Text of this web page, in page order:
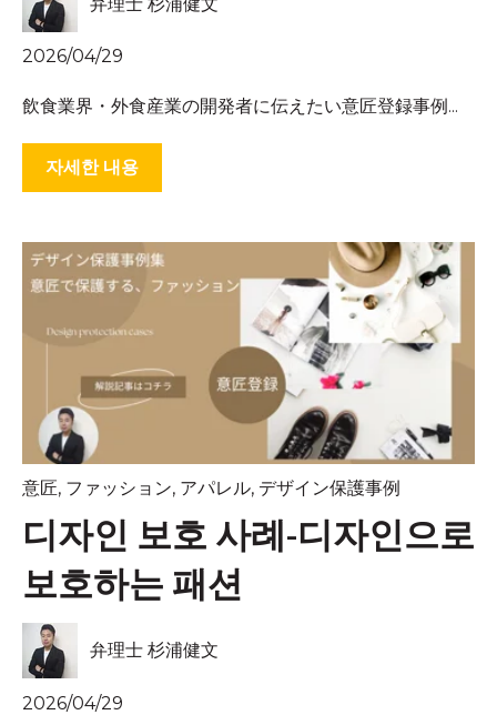
2026/04/29
飲食業界・外食産業の開発者に伝えたい意匠登録事例...
자세한 내용
意匠, ファッション, アパレル, デザイン保護事例
디자인 보호 사례-디자인으로
보호하는 패션
弁理士 杉浦健文
2026/04/29